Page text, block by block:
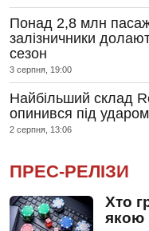
Понад 2,8 млн
залізничники
сезон
3 серпня, 19:00
Найбільший склад
опинився під
2 серпня, 13:06
ПРЕС-РЕЛІЗИ
Хто
якою